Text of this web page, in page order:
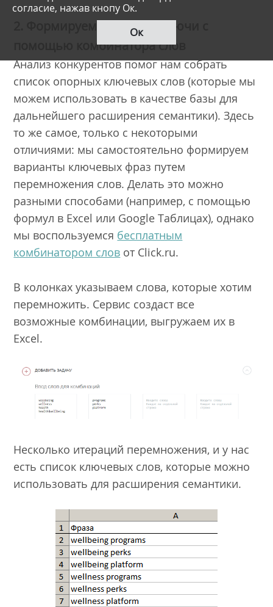
2. Формируем базисные ключи с
помощью комбинатора слов
Анализ конкурентов помог нам собрать
список опорных ключевых слов (которые мы
можем использовать в качестве базы для
дальнейшего расширения семантики). Здесь
то же самое, только с некоторыми
отличиями: мы самостоятельно формируем
варианты ключевых фраз путем
перемножения слов. Делать это можно
разными способами (например, с помощью
формул в Excel или Google Таблицах), однако
мы воспользуемся бесплатным
комбинатором слов от Click.ru.
В колонках указываем слова, которые хотим
перемножить. Сервис создаст все
возможные комбинации, выгружаем их в
Excel.
Несколько итераций перемножения, и у нас
есть список ключевых слов, которые можно
использовать для расширения семантики.
согласие, нажав кнопу Ок.
Ок